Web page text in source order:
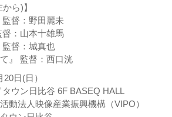
ら)】
監督：野田麗未
督：山本十雄馬
監督：城真也
』 監督：西口洸
20日(日）
タウン日比谷 6F BASEQ HALL
動法人映像産業振興機構（VIPO）